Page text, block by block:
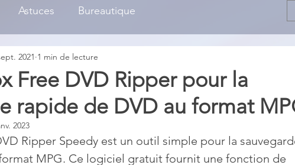
Astuces Bureautique
Customisation Windows
de fichiers Gestion Système Graphisme
Lightroom & Photoshop Linux
Free DVD Ripper pour la
rapide de DVD au format
2021 1 min de lecture
2023
Ripper Speedy est un outil simple pour la
MPG. Ce logiciel gratuit fournit une fonction de